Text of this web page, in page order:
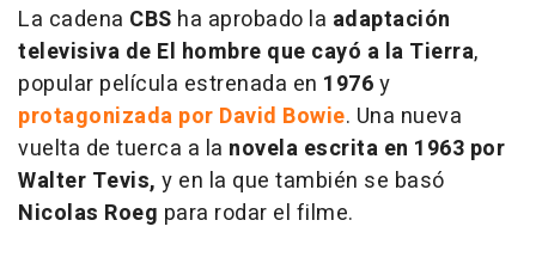
La cadena CBS ha aprobado la adaptación
televisiva de El hombre que cayó a la Tierra,
popular película estrenada en 1976y
protagonizada por David Bowie. Una nueva
vuelta de tuerca a la novela escrita en 1963 por
Walter Tevis, y en la que también se basó
Nicolas Roeg para rodar el filme.